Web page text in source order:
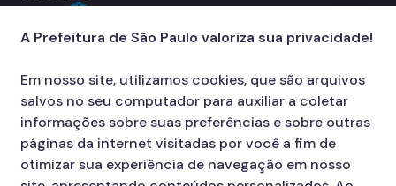
A Prefeitura de São Paulo valoriza sua privacidade!
Em nosso site, utilizamos cookies, que são arquivos
salvos no seu computador para auxiliar a coletar
informações sobre suas preferências e sobre outras
páginas da internet visitadas por você a fim de
otimizar sua experiência de navegação em nosso